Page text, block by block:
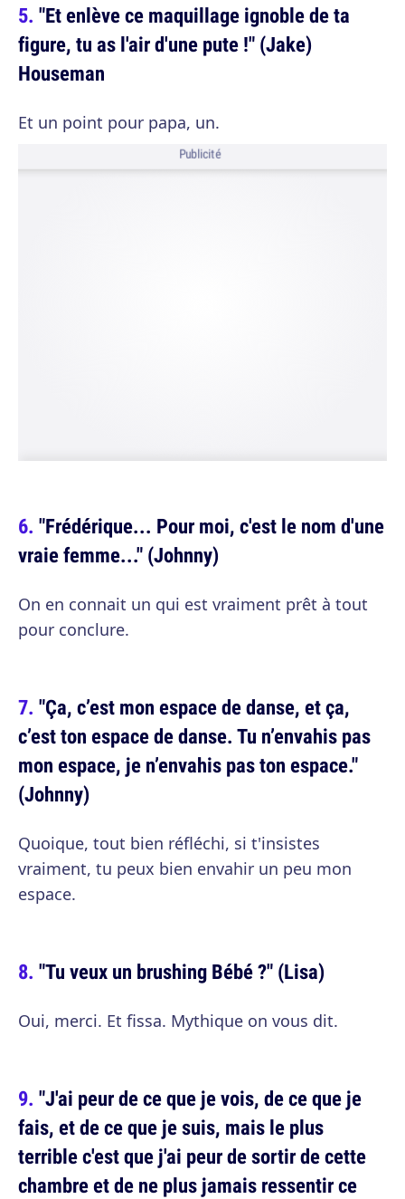
"Et enlève ce maquillage ignoble de ta
figure, tu as l'air d'une pute !" (Jake)
Houseman
Et un point pour papa, un.
Publicité
"Frédérique... Pour moi, c'est le nom d'une
vraie femme..." (Johnny)
On en connait un qui est vraiment prêt à tout
pour conclure.
"Ça, c’est mon espace de danse, et ça,
c’est ton espace de danse. Tu n’envahis pas
mon espace, je n’envahis pas ton espace."
(Johnny)
Quoique, tout bien réfléchi, si t'insistes
vraiment, tu peux bien envahir un peu mon
espace.
"Tu veux un brushing Bébé ?" (Lisa)
Oui, merci. Et fissa. Mythique on vous dit.
"J'ai peur de ce que je vois, de ce que je
fais, et de ce que je suis, mais le plus
terrible c'est que j'ai peur de sortir de cette
chambre et de ne plus jamais ressentir ce